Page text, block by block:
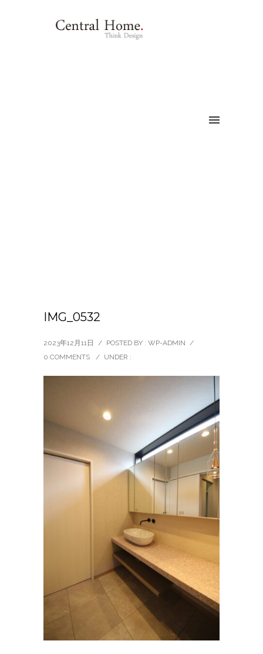
IMG_0532
2023年12月11日 / POSTED BY : WP-ADMIN /
0 COMMENTS
/ UNDER :